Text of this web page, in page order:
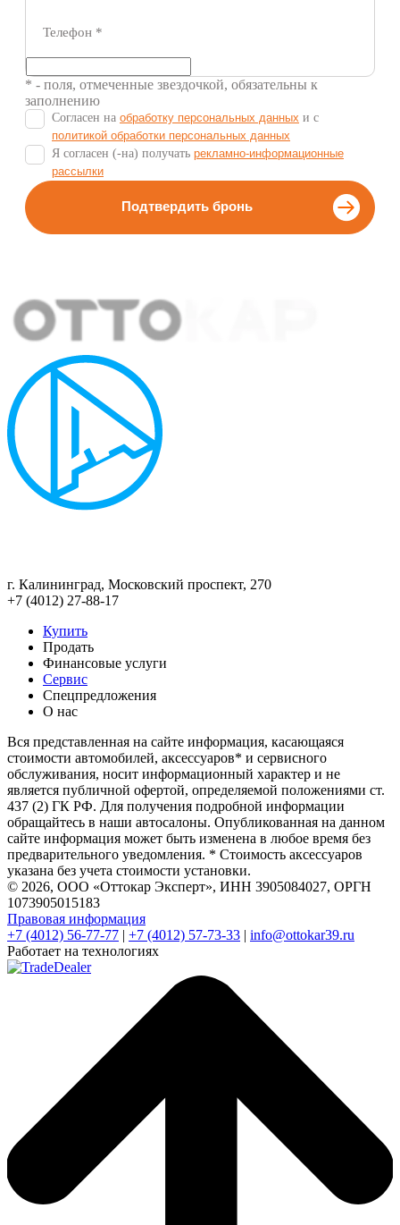
Телефон *
* - поля, отмеченные звездочкой, обязательны к
заполнению
Согласен на обработку персональных данных и c
политикой обработки персональных данных
Я согласен (-на) получать рекламно-информационные
рассылки
Подтвердить бронь
г. Калининград, Московский проспект, 270
+7 (4012) 27-88-17
Купить
Продать
Финансовые услуги
Сервис
Спецпредложения
О нас
Вся представленная на сайте информация, касающаяся
стоимости автомобилей, аксессуаров* и сервисного
обслуживания, носит информационный характер и не
является публичной офертой, определяемой положениями ст.
437 (2) ГК РФ. Для получения подробной информации
обращайтесь в наши автосалоны. Опубликованная на данном
сайте информация может быть изменена в любое время без
предварительного уведомления. * Стоимость аксессуаров
указана без учета стоимости установки.
© 2026, ООО «Оттокар Эксперт», ИНН 3905084027, ОРГН
1073905015183
Правовая информация
+7 (4012) 56-77-77 | +7 (4012) 57-73-33 | info@ottokar39.ru
Работает на технологиях